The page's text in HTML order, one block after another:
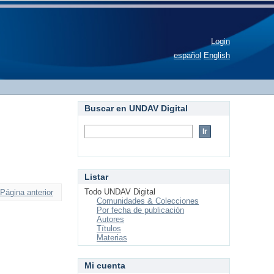
Login
español English
Página anterior
Buscar en UNDAV Digital
Listar
Todo UNDAV Digital
Comunidades & Colecciones
Por fecha de publicación
Autores
Títulos
Materias
Mi cuenta